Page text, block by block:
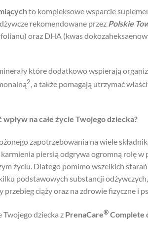
to kompleksowe wsparcie
rekomendowane przez Polskie
oraz DHA (kwas
które dodatkowo wspierają
2, a także pomagają utrzymać
na całe życie Twojego dziecka?
zapotrzebowania na wiele
piersią odgrywa ogromną rolę
życiu. Dlatego pomimo wszelkich
podstawowych substancji
ciąży oraz na zdrowie fizyczne i
Twojego dziecka z PrenaCare®Complete